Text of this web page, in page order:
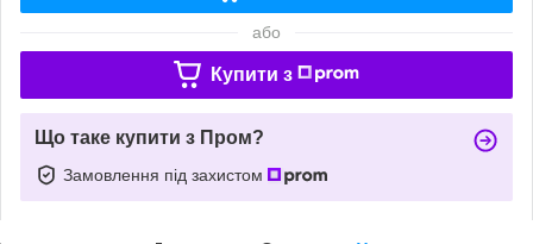
або
Купити з
Що таке купити з Пром?
Замовлення під захистом